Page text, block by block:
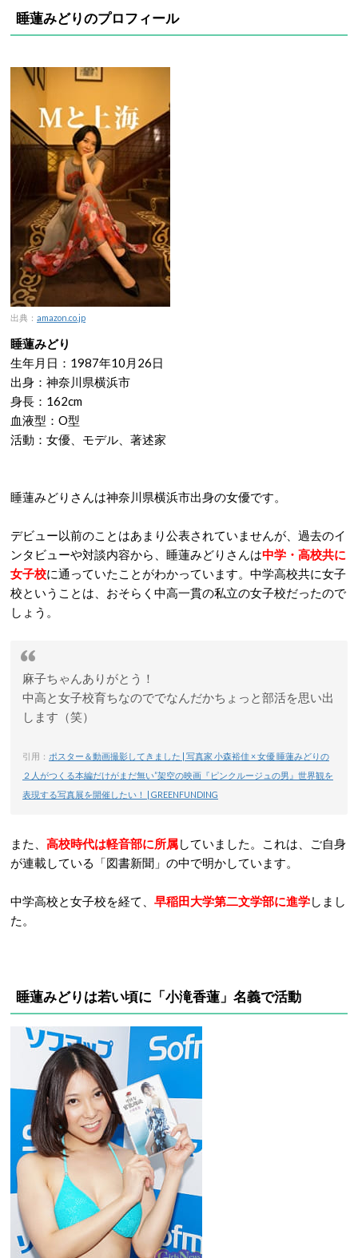
睡蓮みどりのプロフィール
出典： amazon.co.jp
睡蓮みどり
生年月日：1987年10月26日
出身：神奈川県横浜市
身長：162cm
血液型：O型
活動：女優、モデル、著述家
睡蓮みどりさんは神奈川県横浜市出身の女優です。
デビュー以前のことはあまり公表されていませんが、過去のイ
ンタビューや対談内容から、睡蓮みどりさんは中学・高校共に
女子校に通っていたことがわかっています。中学高校共に女子
校ということは、おそらく中高一貫の私立の女子校だったので
しょう。
麻子ちゃんありがとう！
中高と女子校育ちなのででなんだかちょっと部活を思い出
します（笑）
引用： ポスター＆動画撮影してきました | 写真家 小森裕佳 × 女優 睡蓮みどりの
２人がつくる本編だけがまだ無い”架空の映画『ピンクルージュの男』世界観を
表現する写真展を開催したい！ | GREENFUNDING
また、 高校時代は軽音部に所属していました。これは、ご自身
が連載している「図書新聞」の中で明かしています。
中学高校と女子校を経て、 早稲田大学第二文学部に進学しまし
た。
睡蓮みどりは若い頃に「小滝香蓮」名義で活動